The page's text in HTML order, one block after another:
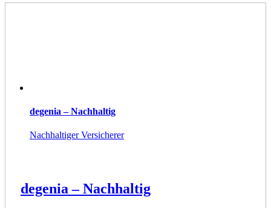
degenia – Nachhaltig
Nachhaltiger Versicherer
degenia – Nachhaltig